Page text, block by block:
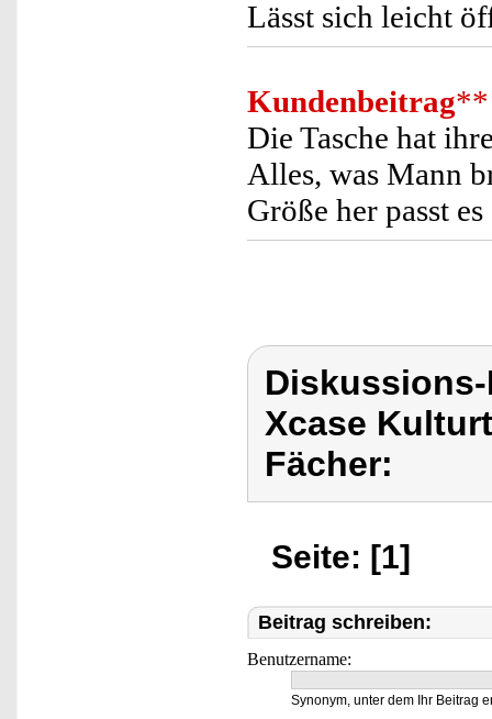
Lässt sich leicht
Kundenbeitrag**
Die Tasche hat
Alles, was Mann
Größe her passt
Xcase
Fächer:
Seite: [1]
Beitrag schreiben:
Benutzername:
Synonym, unter dem Ihr Beitrag